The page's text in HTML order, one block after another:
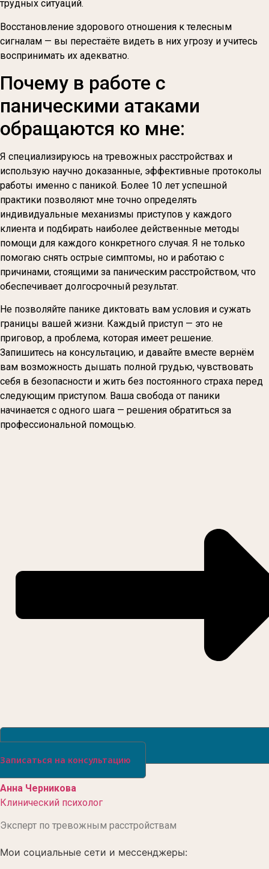
трудных ситуаций.
Восстановление здорового отношения к телесным
сигналам — вы перестаёте видеть в них угрозу и учитесь
воспринимать их адекватно.
Почему в работе с
паническими атаками
обращаются ко мне:
Я специализируюсь на тревожных расстройствах и
использую научно доказанные, эффективные протоколы
работы именно с паникой. Более 10 лет успешной
практики позволяют мне точно определять
индивидуальные механизмы приступов у каждого
клиента и подбирать наиболее действенные методы
помощи для каждого конкретного случая. Я не только
помогаю снять острые симптомы, но и работаю с
причинами, стоящими за паническим расстройством, что
обеспечивает долгосрочный результат.
Не позволяйте панике диктовать вам условия и сужать
границы вашей жизни. Каждый приступ — это не
приговор, а проблема, которая имеет решение.
Запишитесь на консультацию, и давайте вместе вернём
вам возможность дышать полной грудью, чувствовать
себя в безопасности и жить без постоянного страха перед
следующим приступом. Ваша свобода от паники
начинается с одного шага — решения обратиться за
профессиональной помощью.
Записаться на консультацию
Анна Черникова
Клинический психолог
Эксперт по тревожным расстройствам
Мои социальные сети и мессенджеры: